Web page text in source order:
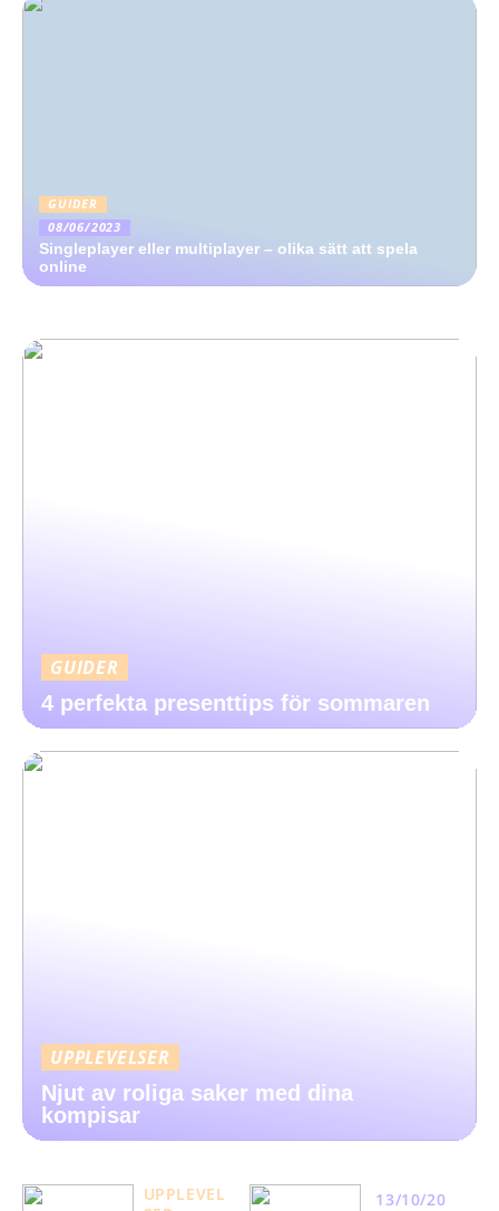
GUIDER
08/06/2023
Singleplayer eller multiplayer – olika sätt att spela
online
GUIDER
4 perfekta presenttips för sommaren
UPPLEVELSER
Njut av roliga saker med dina
kompisar
UPPLEVEL
13/10/20